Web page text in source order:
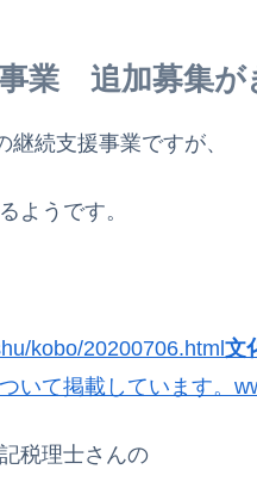
業 追加募集が
続支援事業ですが、
ようです。
kobo/20200706.html文
いて掲載しています。
税理士さんの